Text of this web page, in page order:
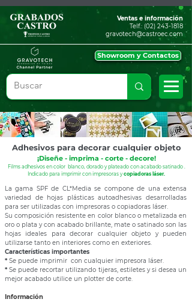
Ventas e información
Telf.: (02) 243-1818
gravotech@castroec.com
Showroom y Contactos
Adhesivos para decorar cualquier objeto
¡Diseñe - imprima - corte - decore!
Films adhesivos en color blanco, dorado y plateado con acabado satinado .
Indicado para imprimir con impresoras ycopiadoras láser.
La gama SPF de CL*Media se compone de una extensa
variedad de hojas plásticas autoadhesivas desarrolladas
para ser utilizadas con impresoras o copiadoras láser.
Su composición resistente en color blanco o metalizada en
oro o plata y con acabado brillante, mate o satinado son las
hojas ideales para decorar cualquier objeto y pueden
utilizarse tanto en interiores como en exteriores.
Características importantes
* Se puede imprimir con cualquier impresora láser.
* Se puede recortar utilizando tijeras, estiletes y si desea un
mejor acabado utilice un plotter de corte.
Información